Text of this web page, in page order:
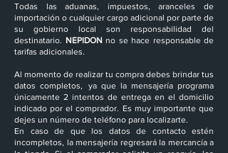
Todas las aduanas, impuestos, aranceles de
importación o cualquier cargo adicional por parte de
su gobierno local son responsabilidad del
destinatario.
NEPIDON no se hace responsable de
tarifas adicionales.
Al momento de realizar tu compra debes brindar tus
datos completos, ya que la mensajería programa
únicamente 2 intentos de entrega en el domicilio
indicado por el comprador. Es muy importante que
dejes un número de teléfono para localizarte.
En caso de que los datos de contacto estén
incompletos, la mensajería regresará la mercancía a